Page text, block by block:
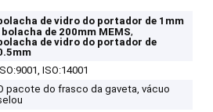
de vidro do portador de 1mm
bolacha de 200mm MEMS,
de vidro do portador de
ISO:14001
pacote do frasco da gaveta, vácuo